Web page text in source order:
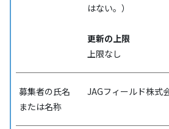
はない。）
更新の上限
上限なし
募集者の氏名
または名称
JAGフィールド株式